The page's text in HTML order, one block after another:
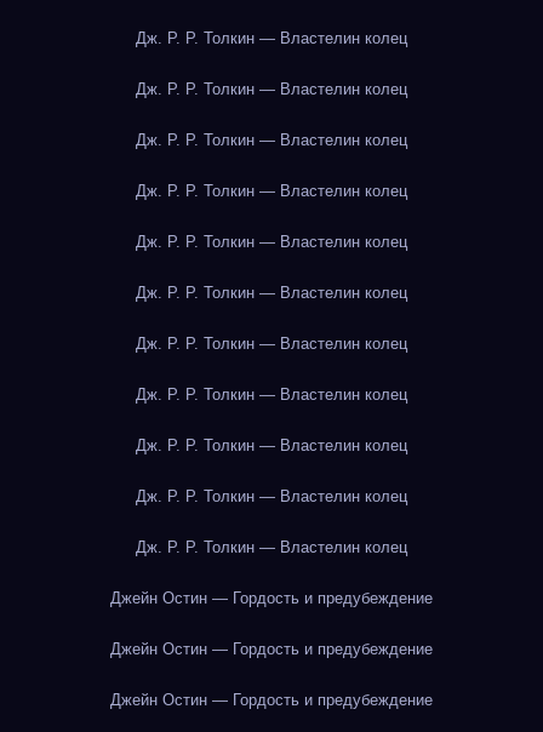
Дж. Р. Р. Толкин — Властелин колец
Дж. Р. Р. Толкин — Властелин колец
Дж. Р. Р. Толкин — Властелин колец
Дж. Р. Р. Толкин — Властелин колец
Дж. Р. Р. Толкин — Властелин колец
Дж. Р. Р. Толкин — Властелин колец
Дж. Р. Р. Толкин — Властелин колец
Дж. Р. Р. Толкин — Властелин колец
Дж. Р. Р. Толкин — Властелин колец
Дж. Р. Р. Толкин — Властелин колец
Дж. Р. Р. Толкин — Властелин колец
Джейн Остин — Гордость и предубеждение
Джейн Остин — Гордость и предубеждение
Джейн Остин — Гордость и предубеждение